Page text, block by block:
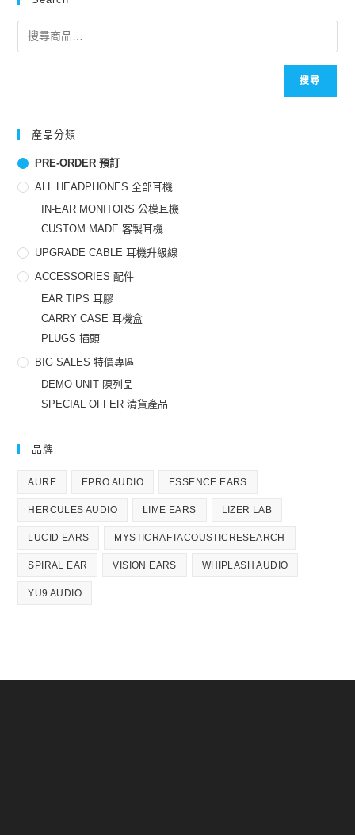
搜尋
產品分類
PRE-ORDER 預訂
ALL HEADPHONES 全部耳機
IN-EAR MONITORS 公模耳機
CUSTOM MADE 客製耳機
UPGRADE CABLE 耳機升級線
ACCESSORIES 配件
EAR TIPS 耳膠
CARRY CASE 耳機盒
PLUGS 插頭
BIG SALES 特價專區
DEMO UNIT 陳列品
SPECIAL OFFER 清貨產品
品牌
AURE EPRO AUDIO ESSENCE EARS
HERCULES AUDIO LIME EARS LIZER LAB
LUCID EARS MYSTICRAFTACOUSTICRESEARCH
SPIRAL EAR VISION EARS WHIPLASH AUDIO
YU9 AUDIO